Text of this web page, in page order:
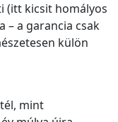
(itt kicsit homályos
– a garancia csak
külön
mint